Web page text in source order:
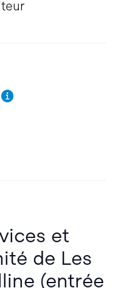
et
de Les
(entrée